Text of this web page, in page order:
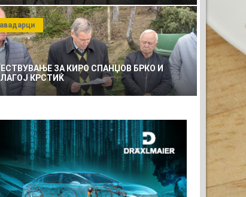
РЕКЛАМА
ЗА КИРО СПАНЏОВ БРКО И
КРСТИЌ